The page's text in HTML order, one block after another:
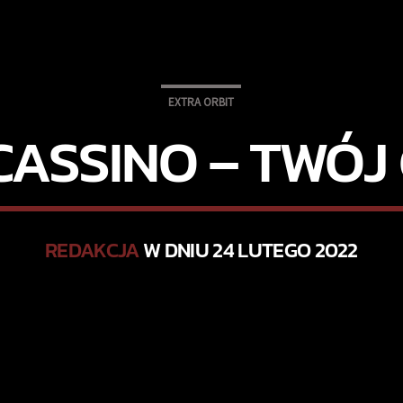
EXTRA ORBIT
–
REDAKCJAW DNIU 24 LUTEGO 2022